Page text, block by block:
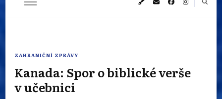
infoservis
ZAHRANIČNÍ ZPRÁVY
Kanada: Spor o biblické verše
v učebnici